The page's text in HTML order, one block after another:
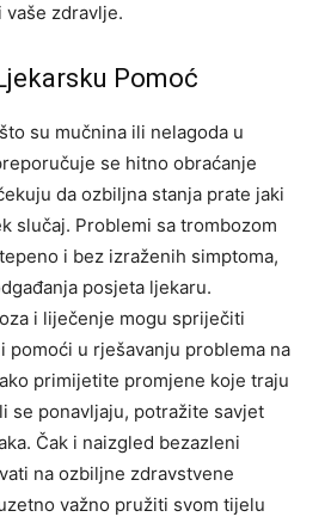
zdravlje.
Pomoć
su mučnina ili nelagoda u
se hitno obraćanje
da ozbiljna stanja prate jaki
slučaj. Problemi sa trombozom
i bez izraženih simptoma,
posjeta ljekaru.
i liječenje mogu spriječiti
pomoći u rješavanju problema na
primijetite promjene koje traju
se ponavljaju, potražite savjet
Čak i naizgled bezazleni
na ozbiljne zdravstvene
važno pružiti svom tijelu